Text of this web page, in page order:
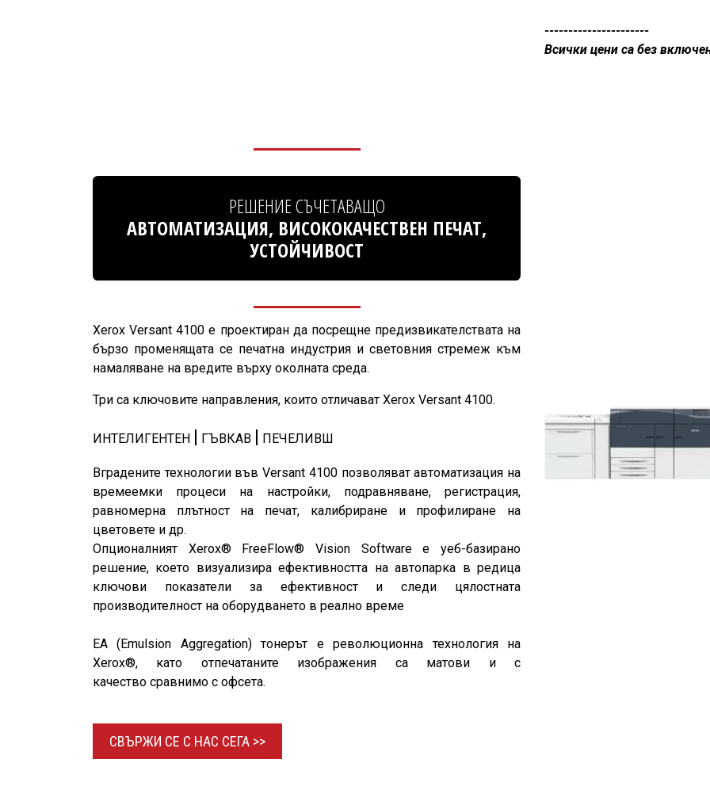
----------------------
Всички цени са без
РЕШЕНИЕ СЪЧЕТАВАЩО
АВТОМАТИЗАЦИЯ, ВИСОКОКАЧЕСТВЕН ПЕЧАТ,
УСТОЙЧИВОСТ​
Xerox Versant 4100 е проектиран да посрещне предизвикателствата на
бързо променящата се печатна индустрия и световния стремеж към
намаляване на вредите върху околната среда.
Три са ключовите направления, които отличават Xerox Versant 4100.
ИНТЕЛИГЕНТЕН | ГЪВКАВ | ПЕЧЕЛИВШ
Вградените технологии във Versant 4100 позволяват автоматизация на
времеемки процеси на настройки, подравняване, регистрация,
равномерна плътност на печат, калибриране и профилиране на
цветовете и др.
Опционалният Xerox® FreeFlow® Vision Software е уеб-базирано
решение, което визуализира ефективността на автопарка в редица
ключови показатели за ефективност и следи цялостната
производителност на оборудването в реално време
EA (Emulsion Aggregation) тонерът е революционна технология на
Xerox®, като отпечатаните изображения са матови и с
качество сравнимо с офсета.
СВЪРЖИ СЕ С НАС СЕГА >>​​​​